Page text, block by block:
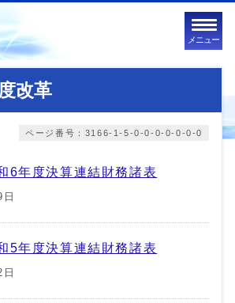
メニュー
改革
ページ番号：3166-1-5-0-0-0-0-0-0-0
6年度決算連結財務諸表
5年度決算連結財務諸表